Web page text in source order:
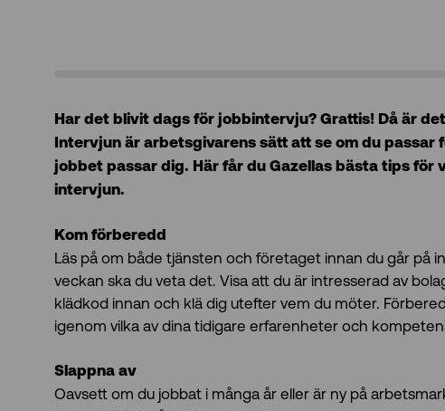
Har det blivit dags för jobbintervju? Grattis! Då är
Intervjun är arbetsgivarens sätt att se om du
jobbet passar dig. Här får du Gazellas bästa tips för
intervjun.
Kom förberedd
Läs på om både tjänsten och företaget innan du går på
veckan ska du veta det. Visa att du är intresserad av
klädkod innan och klä dig utefter vem du möter.
igenom vilka av dina tidigare erfarenheter och
Slappna av
Oavsett om du jobbat i många år eller är ny på